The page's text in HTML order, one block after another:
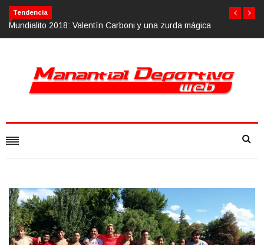
Tendencia
Carboni y una zurda mágicaCalvario Race 2018, 10 de noviembre